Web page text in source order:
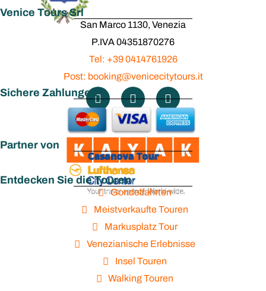
Venice Tours Srl
San Marco 1130, Venezia
P.IVA 04351870276
Tel: +39 0414761926
Post: booking@venicecitytours.it
Sichere Zahlungen
Partner von
Entdecken Sie die Touren
Gondelfahrten
Meistverkaufte Touren
Markusplatz Tour
Venezianische Erlebnisse
Insel Touren
Walking Touren